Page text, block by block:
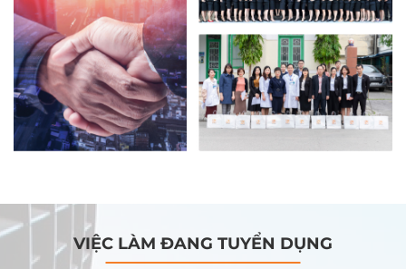
VIỆC LÀM ĐANG TUYỂN DỤNG